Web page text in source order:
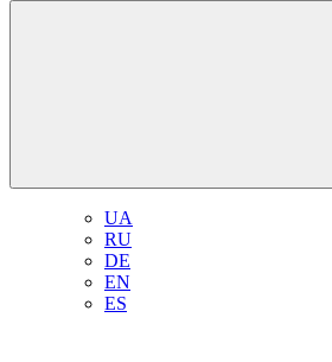
UA
RU
DE
EN
ES